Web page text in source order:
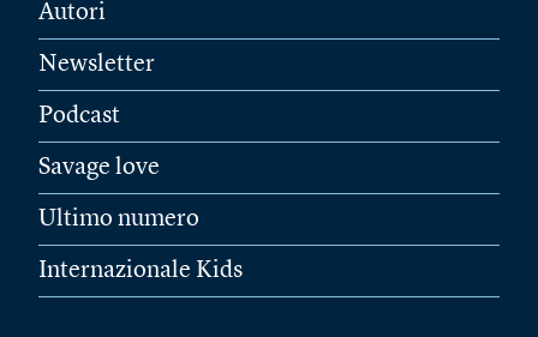
Autori
Newsletter
Podcast
Savage love
Ultimo numero
Internazionale Kids